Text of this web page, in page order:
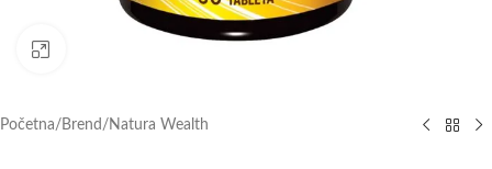
Početna/ Brend / Natura Wealth